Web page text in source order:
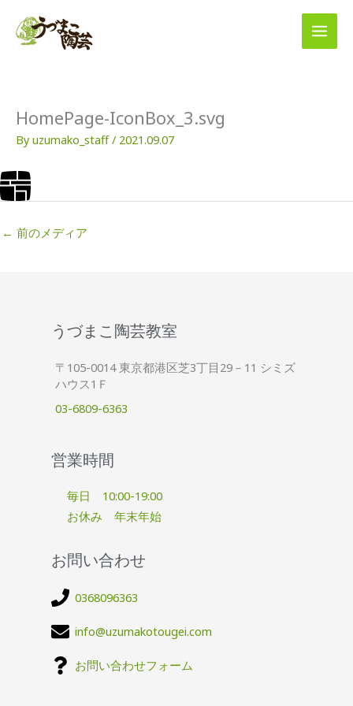
HomePage-IconBox_3.svg
Byuzumako_staff/ 2021.09.07
← 前のメディア
うづまこ陶芸教室
〒105-0014 東京都港区芝3丁目29－11 シミズ
ハウス1Ｆ
03-6809-6363
営業時間
毎日 10:00-19:00
お休み 年末年始
お問い合わせ
0368096363
info@uzumakotougei.com
お問い合わせフォーム